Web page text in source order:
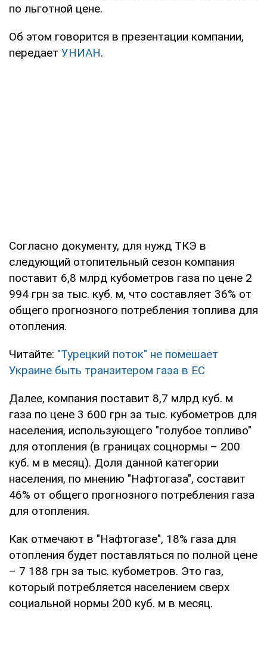
по льготной цене.
Об этом говорится в презентации компании,
передает УНИАН.
Согласно документу, для нужд ТКЭ в
следующий отопительный сезон компания
поставит 6,8 млрд кубометров газа по цене 2
994 грн за тыс. куб. м, что составляет 36% от
общего прогнозного потребления топлива для
отопления.
Читайте: "Турецкий поток" не помешает
Украине быть транзитером газа в ЕС
Далее, компания поставит 8,7 млрд куб. м
газа по цене 3 600 грн за тыс. кубометров для
населения, использующего "голубое топливо"
для отопления (в границах соцнормы – 200
куб. м в месяц). Доля данной категории
населения, по мнению "Нафтогаза", составит
46% от общего прогнозного потребления газа
для отопления.
Как отмечают в "Нафтогазе", 18% газа для
отопления будет поставляться по полной цене
– 7 188 грн за тыс. кубометров. Это газ,
который потребляется населением сверх
социальной нормы 200 куб. м в месяц.